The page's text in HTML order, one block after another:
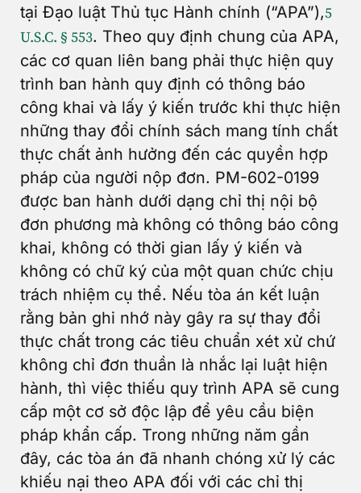
tại Đạo luật Thủ tục Hành chính (“APA”),5
U.S.C. § 553. Theo quy định chung của APA,
các cơ quan liên bang phải thực hiện quy
trình ban hành quy định có thông báo
công khai và lấy ý kiến trước khi thực hiện
những thay đổi chính sách mang tính chất
thực chất ảnh hưởng đến các quyền hợp
pháp của người nộp đơn. PM-602-0199
được ban hành dưới dạng chỉ thị nội bộ
đơn phương mà không có thông báo công
khai, không có thời gian lấy ý kiến và
không có chữ ký của một quan chức chịu
trách nhiệm cụ thể. Nếu tòa án kết luận
rằng bản ghi nhớ này gây ra sự thay đổi
thực chất trong các tiêu chuẩn xét xử chứ
không chỉ đơn thuần là nhắc lại luật hiện
hành, thì việc thiếu quy trình APA sẽ cung
cấp một cơ sở độc lập để yêu cầu biện
pháp khẩn cấp. Trong những năm gần
đây, các tòa án đã nhanh chóng xử lý các
khiếu nại theo APA đối với các chỉ thị